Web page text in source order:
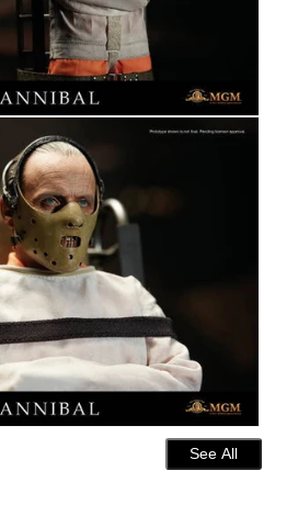
See All